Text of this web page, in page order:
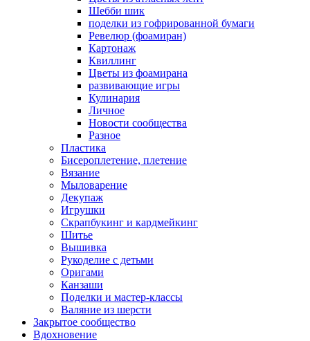
Шебби шик
поделки из гофрированной бумаги
Ревелюр (фоамиран)
Картонаж
Квиллинг
Цветы из фоамирана
развивающие игры
Кулинария
Личное
Новости сообщества
Разное
Пластика
Бисероплетение, плетение
Вязание
Мыловарение
Декупаж
Игрушки
Скрапбукинг и кардмейкинг
Шитье
Вышивка
Рукоделие с детьми
Оригами
Канзаши
Поделки и мастер-классы
Валяние из шерсти
Закрытое сообщество
Вдохновение